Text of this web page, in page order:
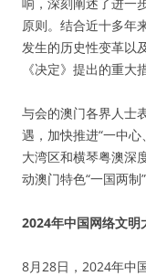
原则。结合近十多年
发生的历史性变革以
《决定》提出的重大
与会的澳门各界人士
遇，加快推进“一中
大湾区和横琴粤澳深
动澳门特色“一国两制
2024年中国网络文明
8月28日，2024年中